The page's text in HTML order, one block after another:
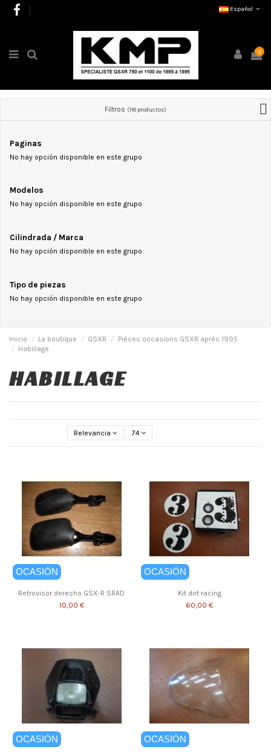
Español
0
Filtros (118 productos)
Paginas
No hay opción disponible en este grupo
Modelos
No hay opción disponible en este grupo
Cilindrada / Marca
No hay opción disponible en este grupo
Tipo de piezas
No hay opción disponible en este grupo
Inicio La boutique GSXR
Pièces occasions GSXR aprés 1995
Habillage
HABILLAGE
Relevancia 74
OCASIÓN
Retrovisor derecho GSX-R SRAD
10,00 €
OCASIÓN
Kit dirt racing
60,00 €
OCASIÓN OCASIÓN